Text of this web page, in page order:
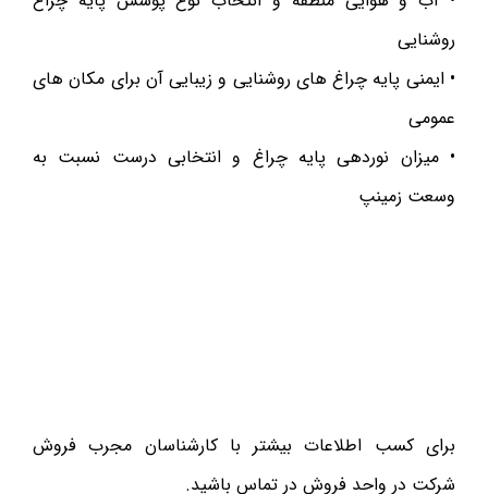
روشنایی
• ایمنی پایه چراغ های روشنایی و زیبایی آن برای مکان های
عمومی
• میزان نوردهی پایه چراغ و انتخابی درست نسبت به
وسعت زمینپ
برای کسب اطلاعات بیشتر با کارشناسان مجرب فروش
شرکت در واحد فروش در تماس باشید.